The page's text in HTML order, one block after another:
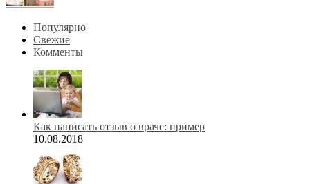
Популярно
Свежие
Комменты
Как написать отзыв о враче: пример
10.08.2018